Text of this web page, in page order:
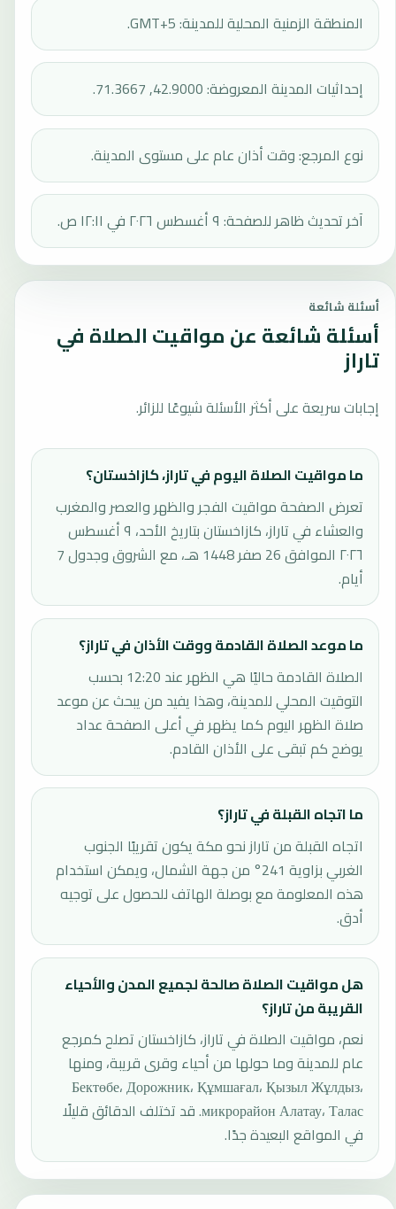
المنطقة الزمنية المحلية للمدينة: GMT+5.
إحداثيات المدينة المعروضة: 42.9000, 71.3667.
نوع المرجع: وقت أذان عام على مستوى المدينة.
آخر تحديث ظاهر للصفحة: ٩ أغسطس ٢٠٢٦ في ١٢:١١ ص.
أسئلة شائعة
أسئلة شائعة عن مواقيت الصلاة في
تاراز
إجابات سريعة على أكثر الأسئلة شيوعًا للزائر.
ما مواقيت الصلاة اليوم في تاراز، كازاخستان؟
تعرض الصفحة مواقيت الفجر والظهر والعصر والمغرب
والعشاء في تاراز، كازاخستان بتاريخ الأحد، ٩ أغسطس
٢٠٢٦ الموافق 26 صفر 1448 هـ، مع الشروق وجدول 7
أيام.
ما موعد الصلاة القادمة ووقت الأذان في تاراز؟
الصلاة القادمة حاليًا هي الظهر عند 12:20 بحسب
التوقيت المحلي للمدينة، وهذا يفيد من يبحث عن موعد
صلاة الظهر اليوم كما يظهر في أعلى الصفحة عداد
يوضح كم تبقى على الأذان القادم.
ما اتجاه القبلة في تاراز؟
اتجاه القبلة من تاراز نحو مكة يكون تقريبًا الجنوب
الغربي بزاوية 241° من جهة الشمال، ويمكن استخدام
هذه المعلومة مع بوصلة الهاتف للحصول على توجيه
أدق.
هل مواقيت الصلاة صالحة لجميع المدن والأحياء
القريبة من تاراز؟
نعم، مواقيت الصلاة في تاراز، كازاخستان تصلح كمرجع
عام للمدينة وما حولها من أحياء وقرى قريبة، ومنها
Бектөбе، Дорожник، Құмшағал، Қызыл Жұлдыз،
микрорайон Алатау، Талас. قد تختلف الدقائق قليلًا
في المواقع البعيدة جدًا.